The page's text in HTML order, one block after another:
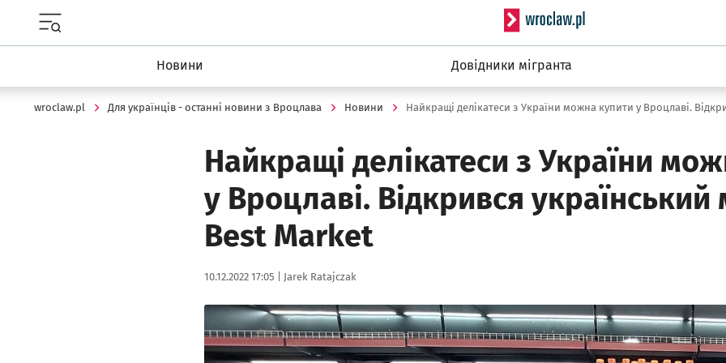
Serwis informacyjny
Новини Довідники мігранта
wroclaw.pl Для українців - останні новини з Вроцлава Новини
Найкращі делікатеси з України
у Вроцлаві. Відкрився український
Best Market
Data publikacji:
10.12.2022 17:05 | Autor:
Jarek Ratajczak
Kliknij, aby zobaczyć galerię